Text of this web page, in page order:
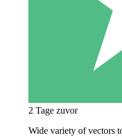
2 Tage zuvor
Wide variety of vectors